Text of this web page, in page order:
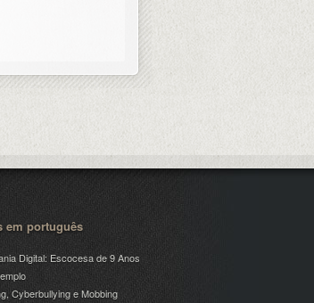
em português
Digital: Escocesa de 9 Anos
Cyberbullying e Mobbing